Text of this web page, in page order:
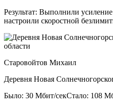
Результат: Выполнили усиление
настроили скоростной
Старовойтов Михаил
Деревня Новая
Было: 30 Мбит/секСтало: 108